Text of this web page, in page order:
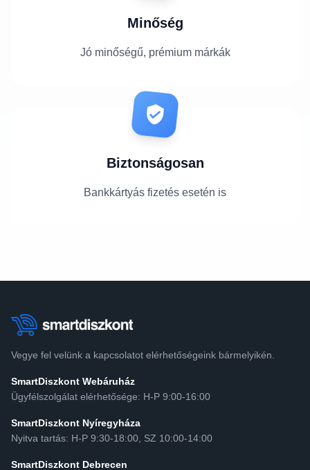
Minőség
Jó minőségű, prémium márkák
Biztonságosan
Bankkártyás fizetés esetén is
Vegye fel velünk a kapcsolatot elérhetőségeink bármelyikén.
SmartDiszkont Webáruház
Ügyfélszolgálat elérhetősége: H-P 9:00-16:00
SmartDiszkont Nyíregyháza
Nyitva tartás: H-P 9:30-18:00, SZ 10:00-14:00
SmartDiszkont Debrecen